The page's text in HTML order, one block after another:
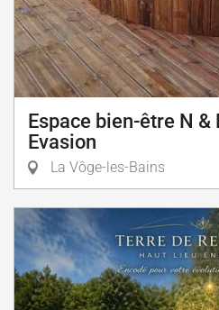
Espace bien-être N &
Evasion
La Vôge-les-Bains